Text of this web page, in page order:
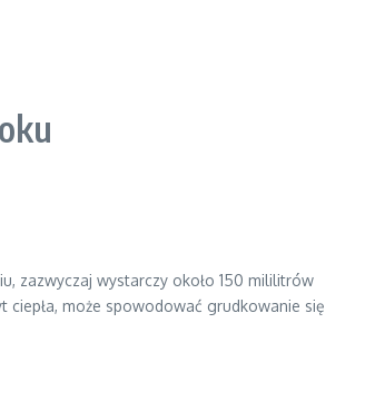
zazwyczaj wystarczy około 150 mililitrów
ciepła, może spowodować grudkowanie się